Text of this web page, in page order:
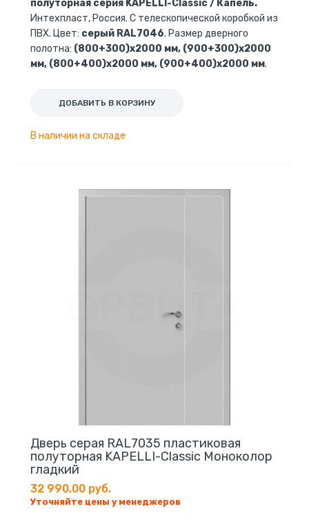
полуторная серия KAPELLI-Classic / Капель.
Интехпласт, Россия. С телескопической коробкой из
ПВХ. Цвет: серый RAL7046. Размер дверного
полотна: (800+300)х2000 мм, (900+300)х2000
мм, (800+400)х2000 мм, (900+400)х2000 мм.
ДОБАВИТЬ В КОРЗИНУ
В наличии на складе
Дверь серая RAL7035 пластиковая
полуторная KAPELLI-Classic Моноколор
гладкий
32 990,00 руб.
Уточняйте цены у менеджеров